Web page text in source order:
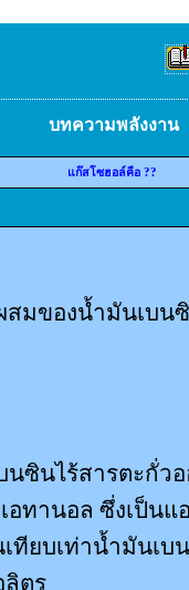
บทความพลังงาน
แก๊สโซฮอล์คือ ??
มของน้ำมันเบน
นซินไร้สารตะกั่ว
อทานอล ซึ่งเป็น
ทียบเท่าน้ำมันเบ
ลิตร